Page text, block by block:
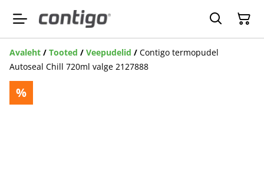
Avaleht / Tooted / Veepudelid / Contigo termopudel
Autoseal Chill 720ml valge 2127888
%